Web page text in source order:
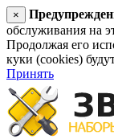
×
обслуживания на
Продолжая его
куки (cookies)
Принять